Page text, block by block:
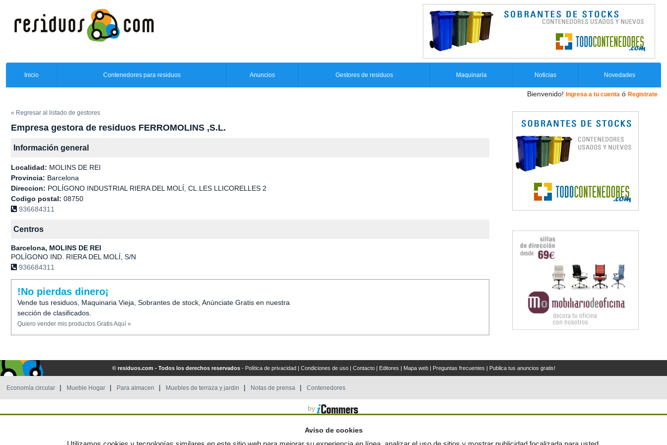
Inicio Contenedores para residuos Anuncios Gestores de residuos Maquinaria Noticias Novedades
Bienvenido! Ingresa a tu cuenta ó Registrate
« Regresar al listado de gestores
Empresa gestora de residuos FERROMOLINS ,S.L.
Información general
Localidad: MOLINS DE REI
Provincia: Barcelona
Direccion: POLÍGONO INDUSTRIAL RIERA DEL MOLÍ, CL.LES LLICORELLES 2
Codigo postal: 08750
936684311
Centros
Barcelona, MOLINS DE REI
POLÍGONO IND. RIERA DEL MOLÍ, S/N
936684311
!No pierdas dinero¡
Vende tus residuos, Maquinaria Vieja, Sobrantes de stock, Anúnciate Gratis en nuestra
sección de clasificados.
Quiero vender mis productos Gratis Aquí »
© residuos.com - Todos los derechos reservados- Política de privacidad| Condiciones de uso| Contacto| Editores | Mapa web| Preguntas frecuentes | Publica tus anuncios gratis!
Economía circular Mueble Hogar Para almacen Muebles de terraza y jardin Notas de prensa Contenedores
by
Aviso de cookies